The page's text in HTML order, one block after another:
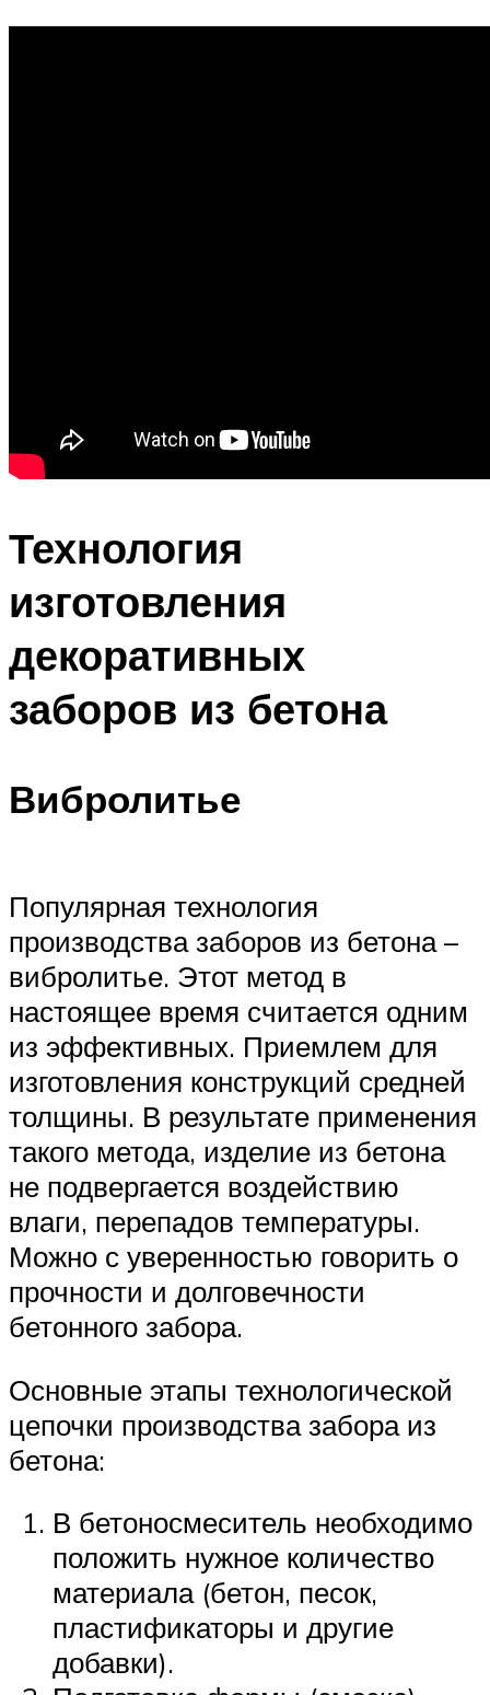
Технология
изготовления
декоративных
заборов из бетона
Вибролитье
Популярная технология
производства заборов из бетона –
вибролитье. Этот метод в
настоящее время считается одним
из эффективных. Приемлем для
изготовления конструкций средней
толщины. В результате применения
такого метода, изделие из бетона
не подвергается воздействию
влаги, перепадов температуры.
Можно с уверенностью говорить о
прочности и долговечности
бетонного забора.
Основные этапы технологической
цепочки производства забора из
бетона:
В бетоносмеситель необходимо
положить нужное количество
материала (бетон, песок,
пластификаторы и другие
добавки).